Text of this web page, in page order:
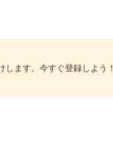
ます。今すぐ登録しよう！